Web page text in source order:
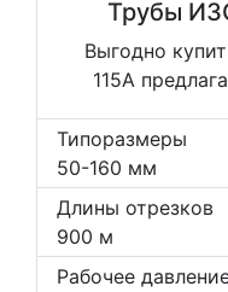
Трубы
Выгодно
115А
Типоразмеры
50-160 мм
Длины отрезков
900 м
Рабочее